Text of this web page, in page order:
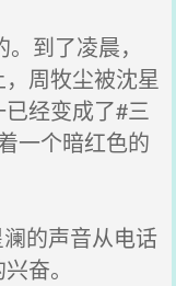
到了凌晨，
周牧尘被沈星
经变成了#三
一个暗红色的
的声音从电话
奋。